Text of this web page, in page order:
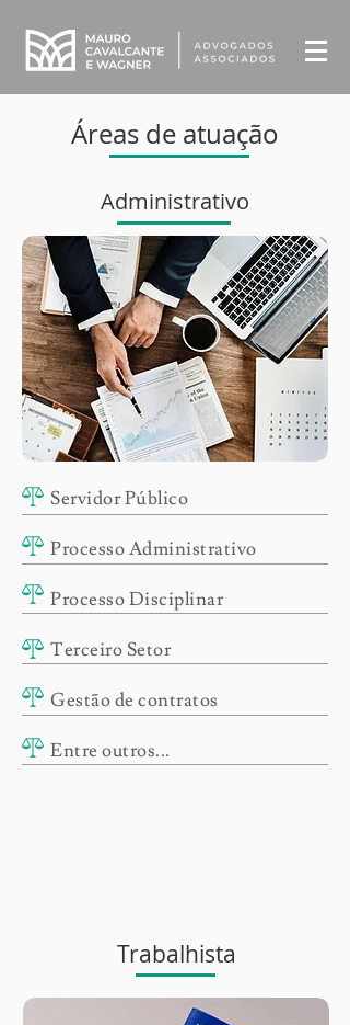
Áreas de atuação
Administrativo
Servidor Público
Processo Administrativo
Processo Disciplinar
Terceiro Setor
Gestão de contratos
Entre outros...
Trabalhista